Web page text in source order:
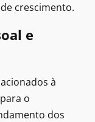
crescimento.
e
à
o
dos